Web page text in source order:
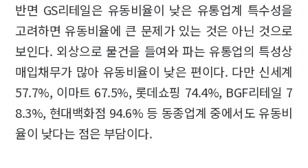
반면 GS리테일은 유동비율이 낮은 유통업계 특수성을
고려하면 유동비율에 큰 문제가 있는 것은 아닌 것으로
보인다. 외상으로 물건을 들여와 파는 유통업의 특성상
매입채무가 많아 유동비율이 낮은 편이다. 다만 신세계
57.7%, 이마트 67.5%, 롯데쇼핑 74.4%, BGF리테일 7
8.3%, 현대백화점 94.6% 등 동종업계 중에서도 유동비
율이 낮다는 점은 부담이다.